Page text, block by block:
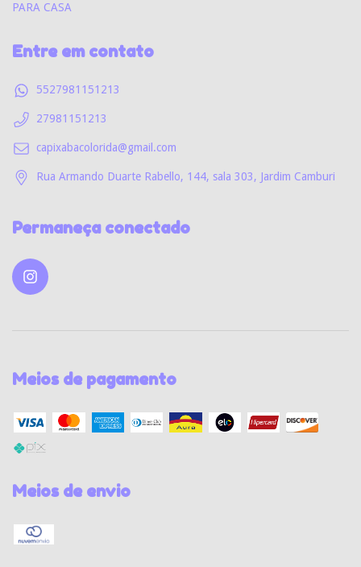
PARA CASA
Entre em contato
5527981151213
27981151213
capixabacolorida@gmail.com
Rua Armando Duarte Rabello, 144, sala 303, Jardim Camburi
Permaneça conectado
Meios de pagamento
Meios de envio